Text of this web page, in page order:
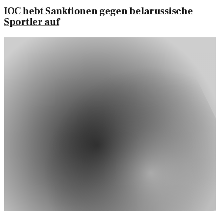
IOC hebt Sanktionen gegen belarussische
Sportler auf